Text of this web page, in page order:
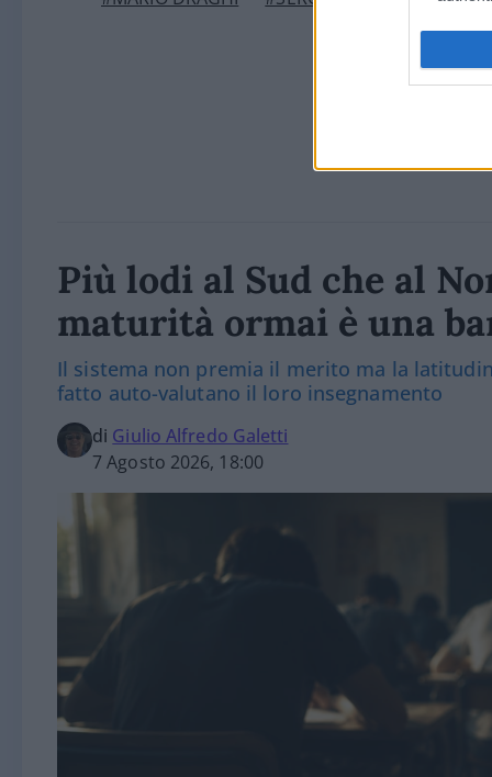
Più lodi al Sud che al
maturità ormai è una
Il sistema non premia il merito ma la
fatto auto-valutano il loro insegnamento
di Giulio Alfredo Galetti
7 Agosto 2026, 18:00